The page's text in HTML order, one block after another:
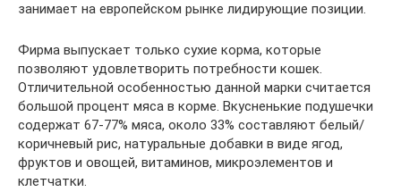
занимает на европейском рынке лидирующие позиции.
Фирма выпускает только сухие корма, которые
позволяют удовлетворить потребности кошек.
Отличительной особенностью данной марки считается
большой процент мяса в корме. Вкусненькие подушечки
содержат 67-77% мяса, около 33% составляют белый/
коричневый рис, натуральные добавки в виде ягод,
фруктов и овощей, витаминов, микроэлементов и
клетчатки.